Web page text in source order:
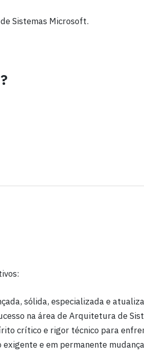
Sistemas Microsoft.
sólida, especializada e
na área de Arquitetura de
crítico e rigor técnico para
e em permanente